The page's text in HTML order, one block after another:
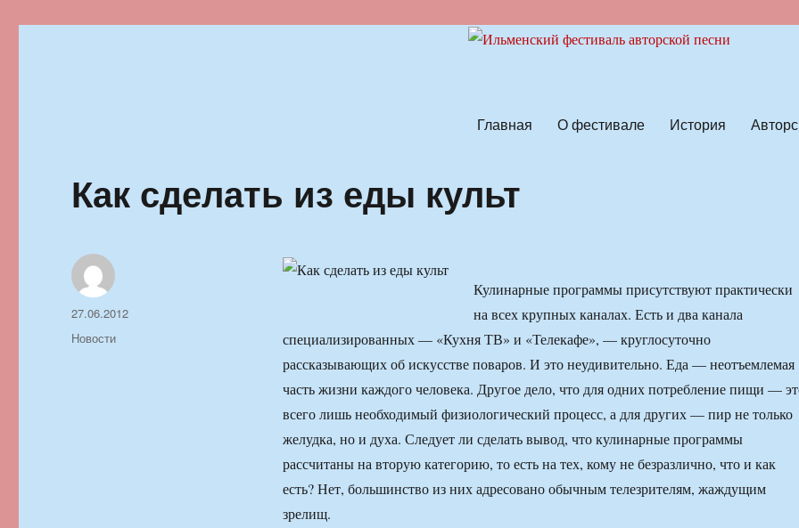
Главная О фестивале История
Как сделать из еды культ
Кулинарные программы присутствуют практически
на всех крупных каналах. Есть и два канала
специализированных — «Кухня ТВ» и «Телекафе», — круглосуточно
рассказывающих об искусстве поваров. И это неудивительно. Еда — неотъемлемая
часть жизни каждого человека. Другое дело, что для одних потребление пищи —
всего лишь необходимый физиологический процесс, а для других — пир не только
желудка, но и духа. Следует ли сделать вывод, что кулинарные программы
рассчитаны на вторую категорию, то есть на тех, кому не безразлично, что и как
есть? Нет, большинство из них адресовано обычным телезрителям, жаждущим
зрелищ.
Автор
Опубликовано
27.06.2012
Рубрики
Новости